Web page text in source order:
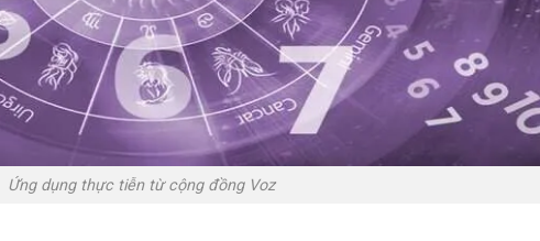
Ứng dụng thực tiễn từ cộng đồng Voz